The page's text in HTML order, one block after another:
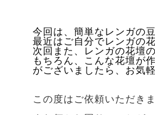
今回は、簡単なレンガの
最近はご自分でレンガの
次回また、レンガの花壇
もちろん、こんな花壇が
がございましたら、お気
この度はご依頼いただき